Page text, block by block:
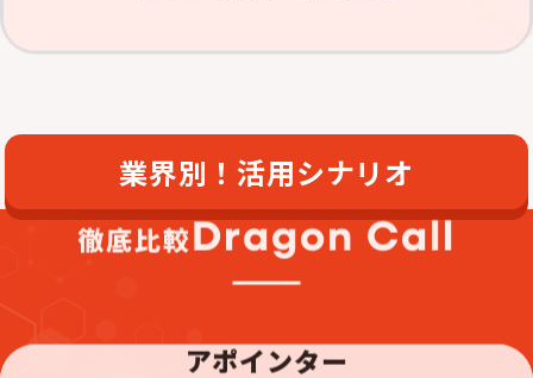
業界別！活用シナリオ
徹底比較Dragon Call
アポインター